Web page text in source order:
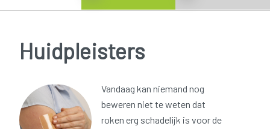
Huidpleisters
Vandaag kan niemand nog
beweren niet te weten dat
roken erg schadelijk is voor de